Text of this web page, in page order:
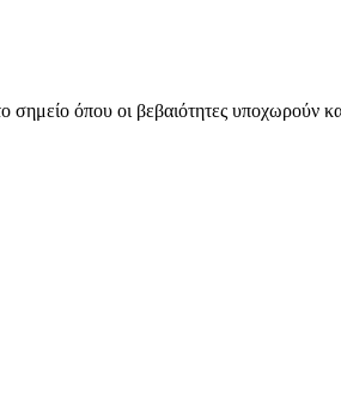
σημείο όπου οι βεβαιότητες